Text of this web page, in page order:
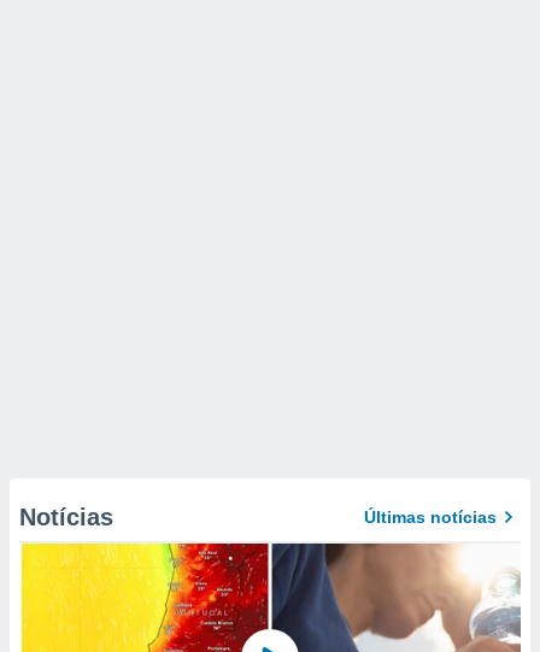
Notícias Últimas notícias